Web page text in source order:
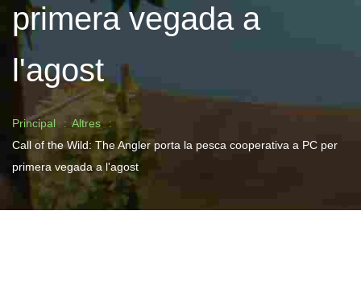
primera vegada a
l'agost
Principal
Altres
Call of the Wild: The Angler porta la pesca cooperativa a PC per
primera vegada a l'agost